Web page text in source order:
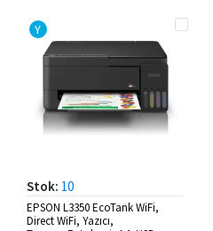
Y
Stok: 10
EPSON L3350 EcoTank WiFi,
Direct WiFi, Yazıcı,